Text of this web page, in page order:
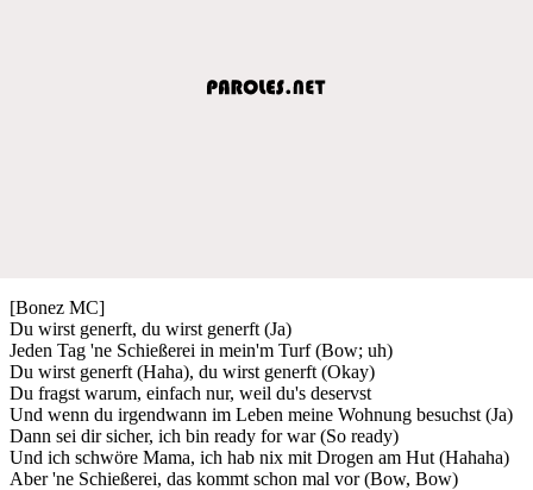
[Bonez MC]
Du wirst generft, du wirst generft (Ja)
Jeden Tag 'ne Schießerei in mein'm Turf (Bow; uh)
Du wirst generft (Haha), du wirst generft (Okay)
Du fragst warum, einfach nur, weil du's deservst
Und wenn du irgendwann im Leben meine Wohnung besuchst (Ja)
Dann sei dir sicher, ich bin ready for war (So ready)
Und ich schwöre Mama, ich hab nix mit Drogen am Hut (Hahaha)
Aber 'ne Schießerei, das kommt schon mal vor (Bow, Bow)